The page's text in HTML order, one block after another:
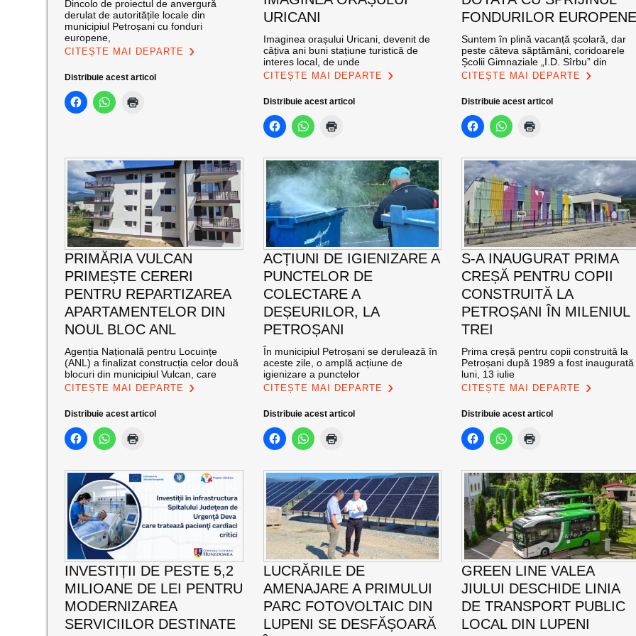
Dincolo de proiectul de anvergură
derulat de autoritățile locale din
municipiul Petroșani cu fonduri
europene,
CITEȘTE MAI DEPARTE
Distribuie acest articol
URICANI
Imaginea orașului Uricani, devenit de
câțiva ani buni stațiune turistică de
interes local, de unde
CITEȘTE MAI DEPARTE
Distribuie acest articol
FONDURILOR
Suntem în plină vacanță școlară, dar
peste câteva săptămâni, coridoarele
Școlii Gimnaziale „I.D. Sîrbu” din
CITEȘTE MAI DEPARTE
Distribuie acest articol
PRIMĂRIA VULCAN
PRIMEȘTE CERERI
PENTRU REPARTIZAREA
APARTAMENTELOR DIN
NOUL BLOC ANL
Agenția Națională pentru Locuințe
(ANL) a finalizat construcția celor două
blocuri din municipiul Vulcan, care
CITEȘTE MAI DEPARTE
Distribuie acest articol
ACȚIUNI DE IGIENIZARE A
PUNCTELOR DE
COLECTARE A
DEȘEURILOR, LA
PETROȘANI
În municipiul Petroșani se derulează în
aceste zile, o amplă acțiune de
igienizare a punctelor
CITEȘTE MAI DEPARTE
Distribuie acest articol
S-A INAUGURAT PRIMA
CREȘĂ PENTRU COPII
CONSTRUITĂ LA
PETROȘANI ÎN MILENIUL
TREI
Prima creșă pentru copii construită la
Petroșani după 1989 a fost inaugurată
luni, 13 iulie
CITEȘTE MAI DEPARTE
Distribuie acest articol
INVESTIȚII DE PESTE 5,2
MILIOANE DE LEI PENTRU
MODERNIZAREA
SERVICIILOR DESTINATE
LUCRĂRILE DE
AMENAJARE A PRIMULUI
PARC FOTOVOLTAIC DIN
LUPENI SE DESFĂȘOARĂ
GREEN LINE VALEA
JIULUI DESCHIDE LINIA
DE TRANSPORT PUBLIC
LOCAL DIN LUPENI